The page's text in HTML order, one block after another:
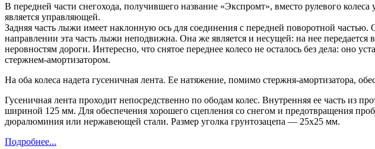
В передней части снегохода, получившего название «Экспромт», вместо рулевого
является управляющей.
Задняя часть лыжи имеет наклонную ось для соединения с передней поворотной
направлении эта часть лыжи неподвижна. Она же является и несущей: на нее
неровностям дороги. Интересно, что снятое переднее колесо не осталось без дела: оно
стержнем-амортизатором.
На оба колеса надета гусеничная лента. Ее натяжение, помимо стержня-амортизатора,
Гусеничная лента проходит непосредственно по ободам колес. Внутренняя ее часть
шириной 125 мм. Для обеспечения хорошего сцепления со снегом и предотвращения
дюралюминия или нержавеющей стали. Размер уголка грунтозацепа — 25x25 мм.
Подробнее...